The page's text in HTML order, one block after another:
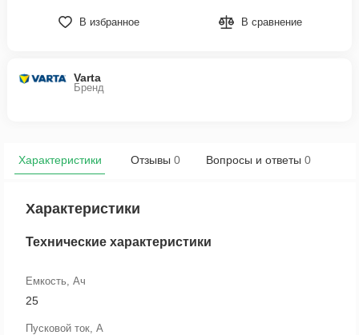
Varta
Бренд
В избранное В сравнение
Характеристики Отзывы 0 Вопросы и ответы 0
Характеристики
Технические характеристики
Емкость, Ач
25
Пусковой ток, А